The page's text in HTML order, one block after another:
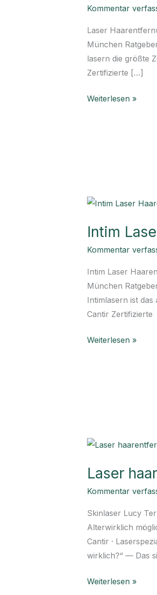
Kommentar
Laser
München
lasern die größte
Zertifizierte […]
München
Glatte
Haut
ohne
Rasieren
Weiterlesen »
Intim
Kommentar
Intim Laser
München
Intimlasern ist
Cantir Zertifizierte
Intim
Haarentfernung
München
Ehrliche
Antworten
Weiterlesen »
Laser
Kommentar
Skinlaser Lucy
Alterwirklich
Cantir ·
wirklich?“ — Das
Laser
München:Was
in
Alterwirklich
möglich
ist
Weiterlesen »